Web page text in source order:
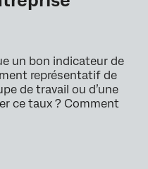
un bon indicateur de
représentatif de
de travail ou d’une
ce taux ? Comment